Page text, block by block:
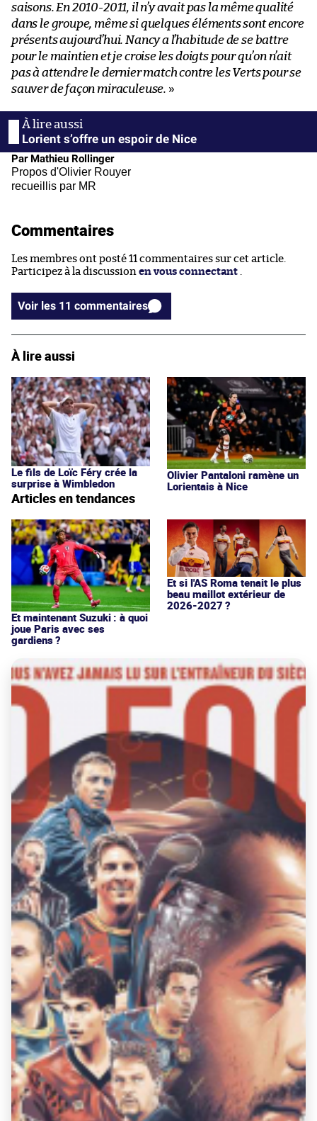
saisons. En 2010-2011, il n’y avait pas la même qualité
dans le groupe, même si quelques éléments sont encore
présents aujourd’hui. Nancy a l’habitude de se battre
pour le maintien et je croise les doigts pour qu’on n’ait
pas à attendre le dernier match contre les Verts pour se
sauver de façon miraculeuse. »
Lorient s’offre un espoir de Nice
Par Mathieu Rollinger
Propos d'Olivier Rouyer
recueillis par MR
Commentaires
Les membres ont posté 11 commentaires sur cet article.
Participez à la discussion en vous connectant
Voir les 11 commentaires
À lire aussi
Le fils de Loïc Féry crée la
surprise à Wimbledon
Olivier Pantaloni ramène un
Lorientais à Nice
Articles en tendances
Et maintenant Suzuki : à quoi
joue Paris avec ses
gardiens ?
Et si l'AS Roma tenait le plus
beau maillot extérieur de
2026-2027 ?